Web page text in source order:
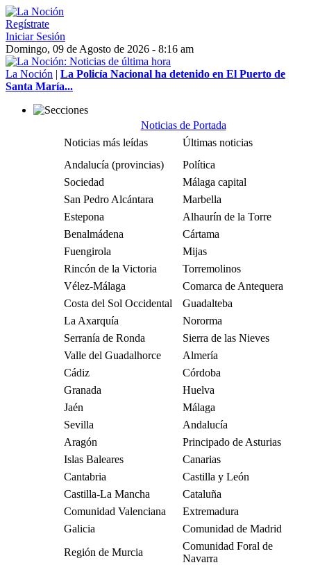
Regístrate
Iniciar Sesión
Domingo, 09 de Agosto de 2026 - 8:16 am
La Noción | La Policía Nacional ha detenido en El Puerto de
Santa María...
Noticias de Portada
Noticias más leídas
Últimas noticias
Andalucía (provincias)
Política
Sociedad
Málaga capital
San Pedro Alcántara
Marbella
Estepona
Alhaurín de la Torre
Benalmádena
Cártama
Fuengirola
Mijas
Rincón de la Victoria
Torremolinos
Vélez-Málaga
Comarca de Antequera
Costa del Sol Occidental
Guadalteba
La Axarquía
Nororma
Serranía de Ronda
Sierra de las Nieves
Valle del Guadalhorce
Almería
Cádiz
Córdoba
Granada
Huelva
Jaén
Málaga
Sevilla
Andalucía
Aragón
Principado de Asturias
Islas Baleares
Canarias
Cantabria
Castilla y León
Castilla-La Mancha
Cataluña
Comunidad Valenciana
Extremadura
Galicia
Comunidad de Madrid
Región de Murcia
Comunidad Foral de
Navarra